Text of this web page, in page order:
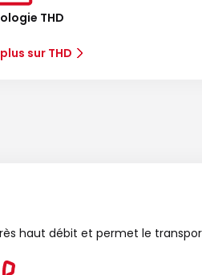
THD
sur THD
haut débit et permet le